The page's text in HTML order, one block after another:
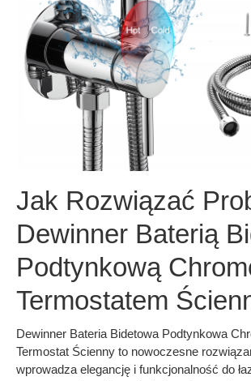
Jak Rozwiązać
Dewinner Baterią
Podtynkową
Termostatem
Dewinner Bateria Bidetowa Podtynkowa
Termostat Ścienny to nowoczesne
wprowadza elegancję i funkcjonalność do